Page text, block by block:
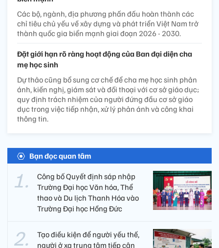
Các bộ, ngành, địa phương phấn đấu hoàn thành các
chỉ tiêu chủ yếu về xây dựng và phát triển Việt Nam trở
thành quốc gia biển mạnh giai đoạn 2026 - 2030.
Đặt giới hạn rõ ràng hoạt động của Ban đại diện cha
mẹ học sinh
Dự thảo cũng bổ sung cơ chế để cha mẹ học sinh phản
ánh, kiến nghị, giám sát và đối thoại với cơ sở giáo dục;
quy định trách nhiệm của người đứng đầu cơ sở giáo
dục trong việc tiếp nhận, xử lý phản ánh và công khai
thông tin.
Bạn đọc quan tâm
Công bố Quyết định sáp nhập
Trường Đại học Văn hóa, Thể
thao và Du lịch Thanh Hóa vào
Trường Đại học Hồng Đức
Tạo điều kiện để người yếu thế,
người ở xa trung tâm tiếp cận